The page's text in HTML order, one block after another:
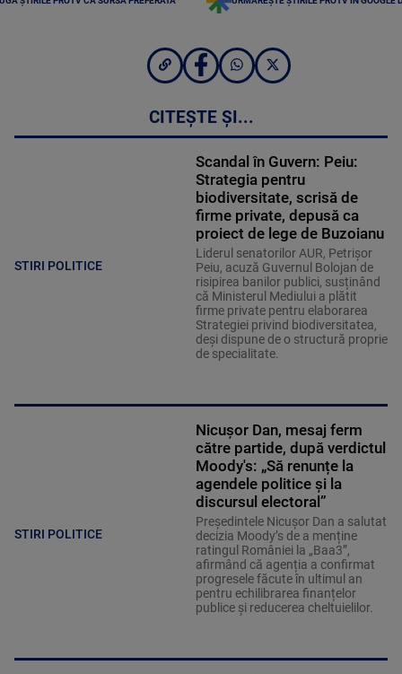
CITEȘTE ȘI...
STIRI POLITICE
Scandal în Guvern: Peiu:
Strategia pentru
biodiversitate, scrisă de
firme private, depusă ca
proiect de lege de Buzoianu
Liderul senatorilor AUR, Petrișor
Peiu, acuză Guvernul Bolojan de
risipirea banilor publici, susținând
că Ministerul Mediului a plătit
firme private pentru elaborarea
Strategiei privind biodiversitatea,
deși dispune de o structură proprie
de specialitate.
STIRI POLITICE
Nicușor Dan, mesaj ferm
către partide, după verdictul
Moody's: „Să renunțe la
agendele politice şi la
discursul electoral”
Președintele Nicușor Dan a salutat
decizia Moody’s de a menține
ratingul României la „Baa3”,
afirmând că agenția a confirmat
progresele făcute în ultimul an
pentru echilibrarea finanțelor
publice și reducerea cheltuielilor.